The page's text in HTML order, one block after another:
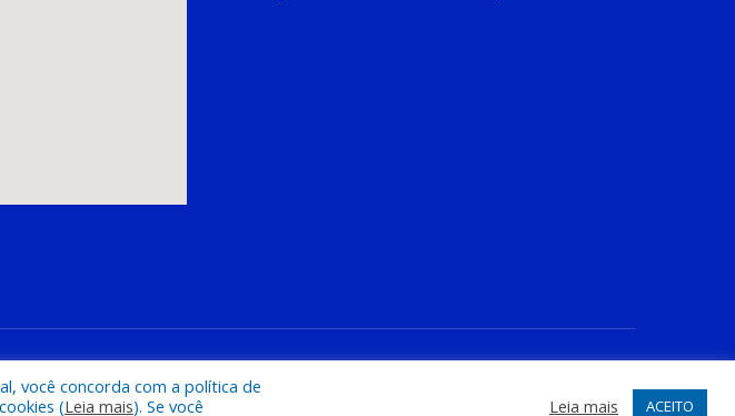
você concorda com a política de
(Leia mais). Se você
Leia mais ACEITO